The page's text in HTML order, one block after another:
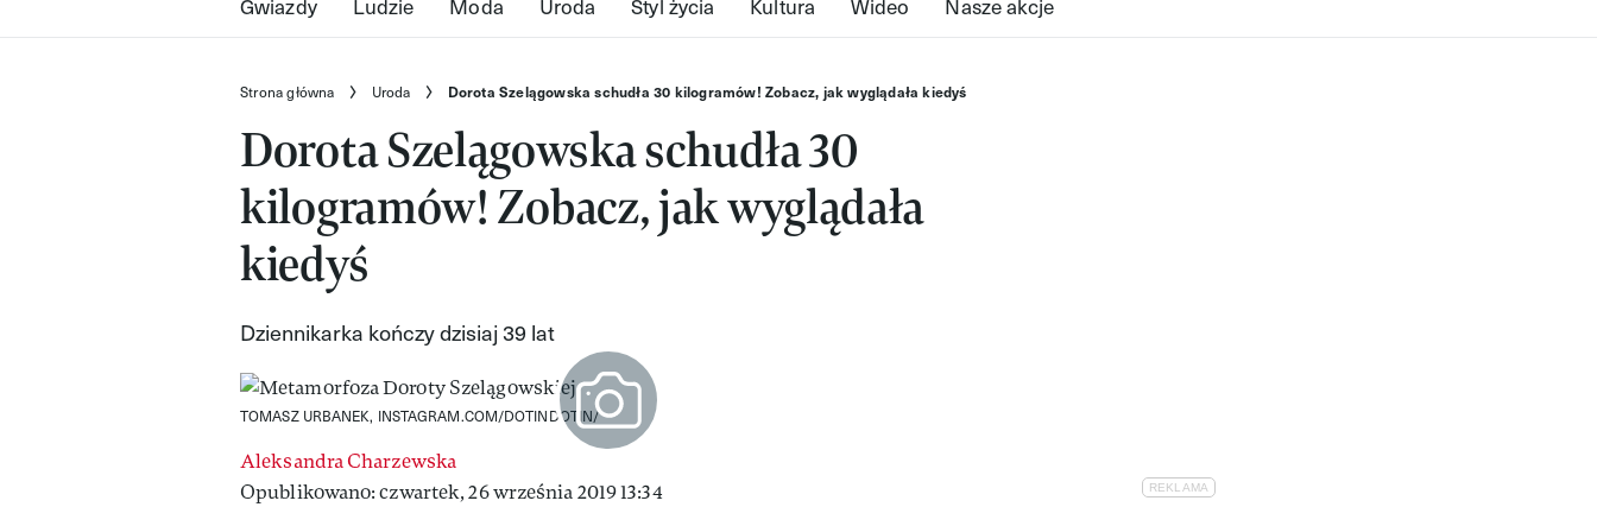
Strona główna Uroda Dorota Szelągowska schudła 30 kilogramów! Zobacz, jak wyglądała kiedyś
Dorota Szelągowska schudła 30
kilogramów! Zobacz, jak wyglądała
kiedyś
Dziennikarka kończy dzisiaj 39 lat
TOMASZ URBANEK, INSTAGRAM.COM/DOTINDOTIN/
Aleksandra Charzewska
Opublikowano: czwartek, 26 września 2019 13:34